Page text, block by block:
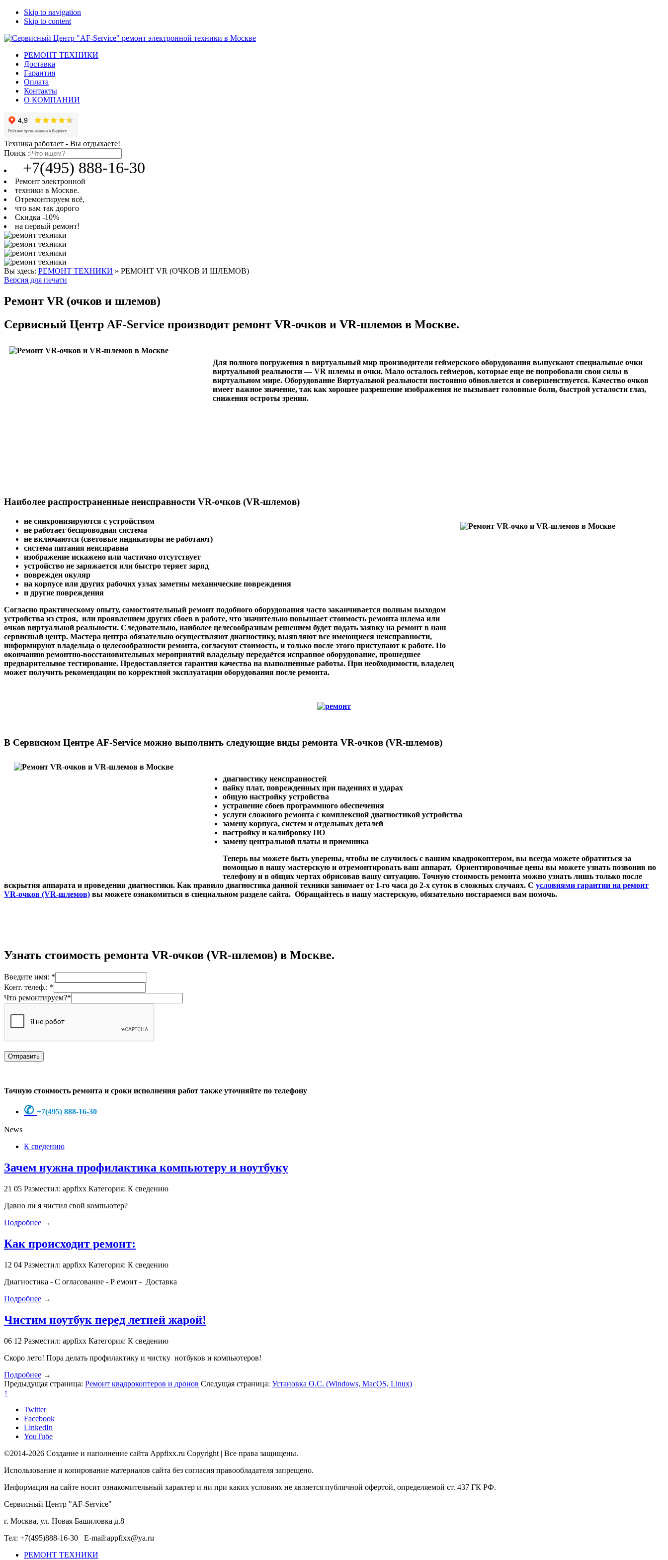
Skip to navigation
Skip to content
РЕМОНТ ТЕХНИКИ
Доставка
Гарантия
Оплата
Контакты
О КОМПАНИИ
Техника работает - Вы отдыхаете!
Поиск :
+7(495) 888-16-30
Ремонт электронной
техники в Москве.
Отремонтируем всё,
что вам так дорого
Скидка -10%
на первый ремонт!
Вы здесь: РЕМОНТ ТЕХНИКИ » РЕМОНТ VR (ОЧКОВ И ШЛЕМОВ)
Версия для печати
Ремонт VR (очков и шлемов)
Сервисный Центр AF-Service производит ремонт VR-очков и VR-шлемов в Москве.
Для полного погружения в виртуальный мир производители геймерского оборудования выпускают специальные очки
виртуальной реальности — VR шлемы и очки. Мало осталось геймеров, которые еще не попробовали свои силы в
виртуальном мире. Оборудование Виртуальной реальности постоянно обновляется и совершенствуется. Качество очков
имеет важное значение, так как хорошее разрешение изображения не вызывает головные боли, быстрой усталости глаз,
снижения остроты зрения.
Наиболее распространенные неисправности VR-очков (VR-шлемов)
не синхронизируются с устройством
не работает беспроводная система
не включаются (световые индикаторы не работают)
система питания неисправна
изображение искажено или частично отсутствует
устройство не заряжается или быстро теряет заряд
поврежден окуляр
на корпусе или других рабочих узлах заметны механические повреждения
и другие повреждения
Согласно практическому опыту, самостоятельный ремонт подобного оборудования часто заканчивается полным выходом
устройства из строя, или проявлением других сбоев в работе, что значительно повышает стоимость ремонта шлема или
очков виртуальной реальности. Следовательно, наиболее целесообразным решением будет подать заявку на ремонт в наш
сервисный центр. Мастера центра обязательно осуществляют диагностику, выявляют все имеющиеся неисправности,
информируют владельца о целесообразности ремонта, согласуют стоимость, и только после этого приступают к работе. По
окончанию ремонтно-восстановительных мероприятий владельцу передаётся исправное оборудование, прошедшее
предварительное тестирование. Предоставляется гарантия качества на выполненные работы. При необходимости, владелец
может получить рекомендации по корректной эксплуатации оборудования после ремонта.
В Сервисном Центре AF-Service можно выполнить следующие виды ремонта VR-очков (VR-шлемов)
диагностику неисправностей
пайку плат, поврежденных при падениях и ударах
общую настройку устройства
устранение сбоев программного обеспечения
услуги сложного ремонта с комплексной диагностикой устройства
замену корпуса, систем и отдельных деталей
настройку и калибровку ПО
замену центральной платы и приемника
Теперь вы можете быть уверены, чтобы не случилось с вашим квадрокоптером, вы всегда можете обратиться за
помощью в нашу мастерскую и отремонтировать ваш аппарат. Ориентировочные цены вы можете узнать позвонив по
телефону и в общих чертах обрисовав вашу ситуацию. Точную стоимость ремонта можно узнать лишь только после
вскрытия аппарата и проведения диагностики. Как правило диагностика данной техники занимает от 1-го часа до 2-х суток в сложных случаях. С условиями гарантии на ремонт
VR-очков (VR-шлемов) вы можете ознакомиться в специальном разделе сайта. Обращайтесь в нашу мастерскую, обязательно постараемся вам помочь.
Узнать стоимость ремонта VR-очков (VR-шлемов) в Москве.
Введите имя: *
Конт. телеф.: *
Что ремонтируем?*
Точную стоимость ремонта и сроки исполнения работ также уточняйте по телефону
✆ +7(495) 888-16-30
News
К сведению
Зачем нужна профилактика компьютеру и ноутбуку
21 05 Разместил: appfixx Категория: К сведению
Давно ли я чистил свой компьютер?
Подробнее →
Как происходит ремонт:
12 04 Разместил: appfixx Категория: К сведению
Диагностика - С огласование - Р емонт - Доставка
Подробнее →
Чистим ноутбук перед летней жарой!
06 12 Разместил: appfixx Категория: К сведению
Скоро лето! Пора делать профилактику и чистку нотбуков и компьютеров!
Подробнее →
Предыдущая страница: Ремонт квадрокоптеров и дронов Следущая страница: Установка О.С. (Windows, MacOS, Linux)
↑
Twitter
Facebook
LinkedIn
YouTube
©2014-2026 Создание и наполнение сайта Appfixx.ru Copyright | Все права защищены.
Использование и копирование материалов сайта без согласия правообладателя запрещено.
Информация на сайте носит ознакомительный характер и ни при каких условиях не является публичной офертой, определяемой ст. 437 ГК РФ.
Сервисный Центр "AF-Service"
г. Москва, ул. Новая Башиловка д.8
Тел: +7(495)888-16-30 E-mail:appfixx@ya.ru
РЕМОНТ ТЕХНИКИ